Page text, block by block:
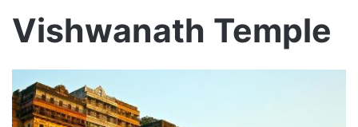
Vishwanath Temple